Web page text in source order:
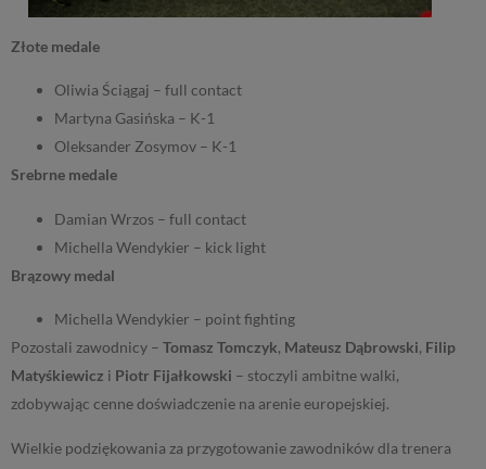
Złote medale
Oliwia Ściągaj – full contact
Martyna Gasińska – K-1
Oleksander Zosymov – K-1
Srebrne medale
Damian Wrzos – full contact
Michella Wendykier – kick light
Brązowy medal
Michella Wendykier – point fighting
Pozostali zawodnicy – Tomasz Tomczyk, Mateusz Dąbrowski, Filip
Matyśkiewicz i Piotr Fijałkowski – stoczyli ambitne walki,
zdobywając cenne doświadczenie na arenie europejskiej.
Wielkie podziękowania za przygotowanie zawodników dla trenera